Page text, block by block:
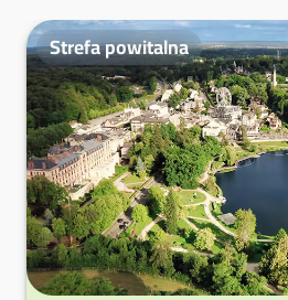
Strefa powitalna